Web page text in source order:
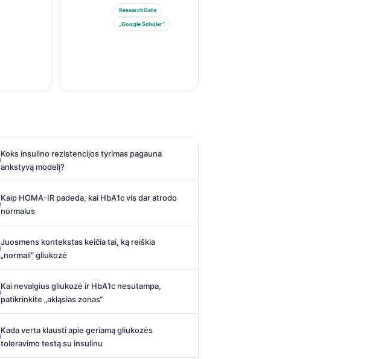
ResearchGate
„Google Scholar“
Koks insulino rezistencijos tyrimas pagauna
ankstyvą modelį?
Kaip HOMA-IR padeda, kai HbA1c vis dar atrodo
normalus
Juosmens kontekstas keičia tai, ką reiškia
„normali“ gliukozė
Kai nevalgius gliukozė ir HbA1c nesutampa,
patikrinkite „akląsias zonas“
Kada verta klausti apie geriamą gliukozės
toleravimo testą su insulinu